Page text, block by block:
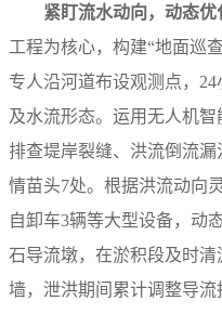
紧盯流水动向，动态优
工程为核心，构建“地面巡
专人沿河道布设观测点，
及水流形态。运用无人机
排查堤岸裂缝、洪流倒流
情苗头7处。根据洪流动向
自卸车3辆等大型设备，动
石导流墩，在淤积段及时
墙，泄洪期间累计调整导